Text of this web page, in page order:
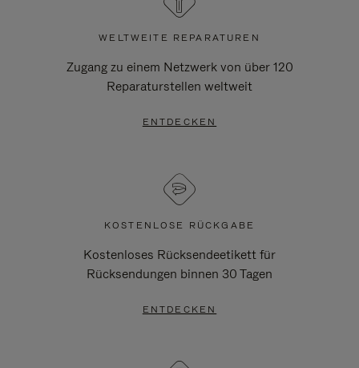
WELTWEITE REPARATUREN
Zugang zu einem Netzwerk von über 120
Reparaturstellen weltweit
ENTDECKEN
KOSTENLOSE RÜCKGABE
Kostenloses Rücksendeetikett für
Rücksendungen binnen 30 Tagen
ENTDECKEN